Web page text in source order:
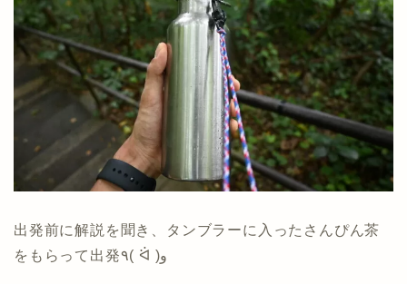
出発前に解説を聞き、タンブラーに入ったさんぴん茶
をもらって出発٩( ᐛ )و